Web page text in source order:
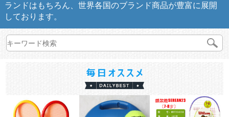
ランドはもちろん、世界各国のブランド商品が豊富に展開
しております。